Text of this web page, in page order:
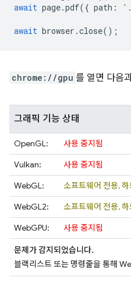
await page.pdf({ path :
await browser .close();
chrome://gpu 를 열면 다음
그래픽 기능 상태
OpenGL:
사용 중지됨
Vulkan:
사용 중지됨
WebGL:
소프트웨어 전용,
WebGL2:
소프트웨어 전용,
WebGPU:
사용 중지됨
문제가 감지되었습니다.
블랙리스트 또는 명령줄을 통해